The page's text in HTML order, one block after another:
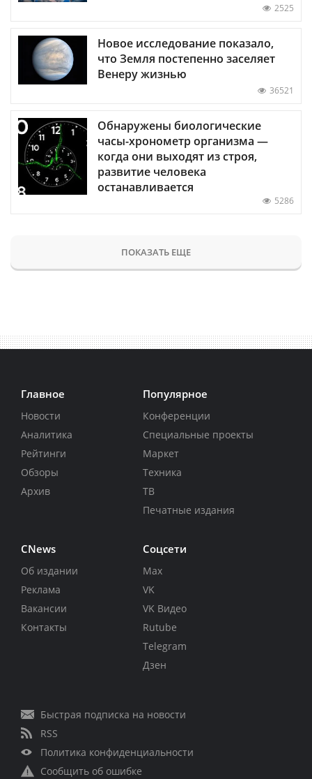
2525
Новое исследование показало,
что Земля постепенно заселяет
Венеру жизнью
36521
Обнаружены биологические
часы-хронометр организма —
когда они выходят из строя,
развитие человека
останавливается
5286
ПОКАЗАТЬ ЕЩЕ
Главное
Новости
Аналитика
Рейтинги
Обзоры
Архив
Популярное
Конференции
Специальные проекты
Маркет
Техника
ТВ
Печатные издания
CNews
Об издании
Реклама
Вакансии
Контакты
Соцсети
Max
VK
VK Видео
Rutube
Telegram
Дзен
Быстрая подписка на новости
RSS
Политика конфиденциальности
Сообщить об ошибке